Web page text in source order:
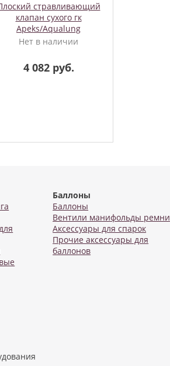
стравливающий
клапан сухого гк
Apeks/Aqualung
Нет в наличии
4 082 руб.
Баллоны
Баллоны
Вентили манифольды ремни
Аксессуары для спарок
Прочие аксессуары для
баллонов